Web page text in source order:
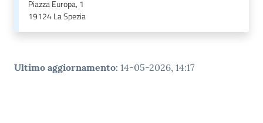
Piazza Europa, 1
19124La Spezia
Ultimo aggiornamento: 14-05-2026, 14:17